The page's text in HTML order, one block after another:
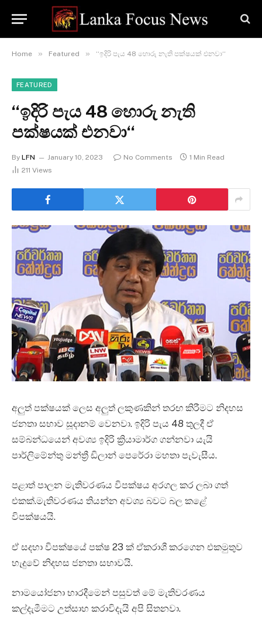
Home » Featured » ‘‘ඉදිරි පැය 48 හොරු නැති පක්ෂයක් එනවා‘‘
FEATURED
‘‘ඉදිරි පැය 48 හොරු නැති
පක්ෂයක් එනවා‘‘
By LFN January 10, 2023 No Comments
1 Min Read
211 Views
අලුත් පක්ෂයක් ලෙස අලුත් ලකුණකින් තරඟ කිරීමට නිදහස
ජනතා සභාව සූදානම් වෙනවා. ඉදිරි පැය 48 තුලදී ඒ
සම්බන්ධයෙන් අවශ්‍ය ඉදිරි ක්‍රියාමාර්ග ගන්නවා යැයි
පාර්ලිමේන්තු මන්ත්‍රී ඩිලාන් පෙරේරා මහතා පැවැසීය.
පළාත් පාලන මැතිවරණය විපක්ෂය අරගල කර ලබා ගත්
එකක්.මැතිවරණය තියන්න අවශ්‍ය බවට බල කළේ
විපක්ෂයයි.
ඒ සදහා විපක්ෂයේ පක්ෂ 23 ක් ඒකරාශී කරගෙන එකමුතුව
හැදුවේ නිදහස ජනතා සභාවයි.
නාමයෝජනා භාරදීමෙන් පසුවත් මේ මැතිවරණය
කල්දැමීමට උත්සාහ කරාවිදැයි අපි සිතනවා.